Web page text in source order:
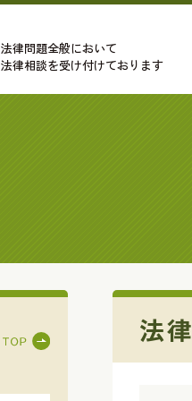
法律問題全般において
法律相談を受け付けております
法